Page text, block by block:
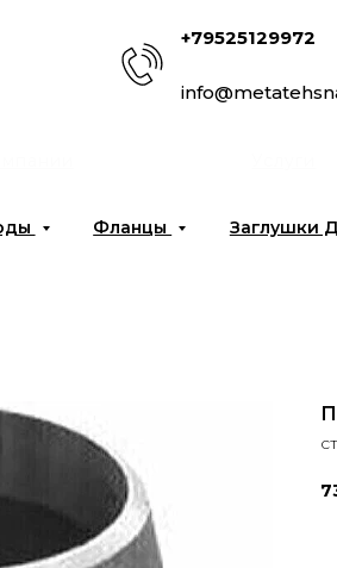
+79525129972
Фланцы Заглушки